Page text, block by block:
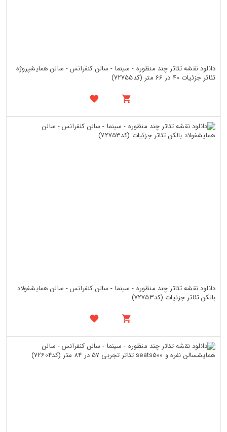
دانلود نقشه تئاتر چند منظوره - سینما - سالن کنفرانس - سالن همایشپروژه
تئاتر جزئیات 40 در 66 متر (کد72755)
دانلود نقشه تئاتر چند منظوره - سینما - سالن کنفرانس - سالن همایشفولاد
بالکن تئاتر جزئیات (کد72753)